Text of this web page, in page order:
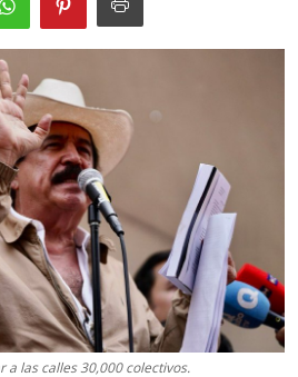
a las calles 30,000 colectivos.